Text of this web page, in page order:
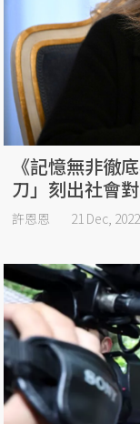
《記憶無非徹
刀」刻出社會
許恩恩 21 Dec, 2022